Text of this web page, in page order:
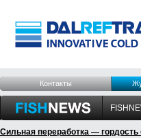
Контакты
Сильная переработка — гордость